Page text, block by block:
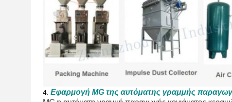
4. Εφαρμογή MG της αυτόματης γραμμής